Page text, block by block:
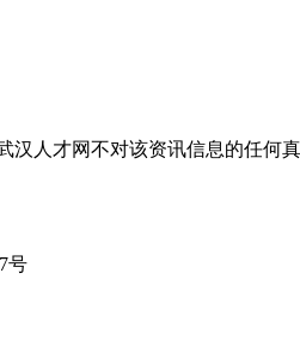
汉人才网不对该资讯信息的任何真
号